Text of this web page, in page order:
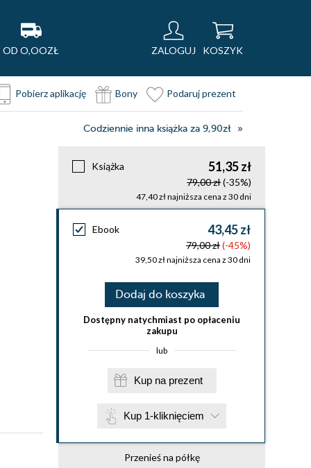
OD O,OOZŁ ZALOGUJ KOSZYK
Pobierz aplikację Bony Podaruj prezent
Codziennie inna książka za 9,90zł
Książka 51,35 zł
79,00 zł(-35%)
47,40 zł najniższa cena z 30 dni
Ebook 43,45 zł
79,00 zł(-45%)
39,50 zł najniższa cena z 30 dni
Dodaj do koszyka
Dostępny natychmiast po opłaceniu
zakupu
lub
Kup na prezent
Kup 1-kliknięciem
Przenieś na półkę